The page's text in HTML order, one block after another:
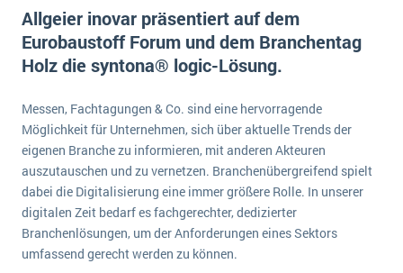
Suche
Vergleich
Einführung
Schulung
Auswertung
Service und Wartung
E-commerce
Einzelhandel
Finanzen
Handel
Handwerk
Health Care
IKT
Installation
5 Funktionen einer ERP-Software für Konzerne
Was ist Data Mining? - Ein Leitfaden für Unternehmen
Mehr über ERP-Software
Offene Stellen bei ERP-Lieferanten
Über uns
Impressum
Kontakt
Allgeier inovar präsentiert auf dem
Eurobaustoff Forum und dem Branchentag
Holz die syntona® logic-Lösung.
Messen, Fachtagungen & Co. sind eine hervorragende
Möglichkeit für Unternehmen, sich über aktuelle Trends der
eigenen Branche zu informieren, mit anderen Akteuren
auszutauschen und zu vernetzen. Branchenübergreifend spielt
dabei die Digitalisierung eine immer größere Rolle. In unserer
digitalen Zeit bedarf es fachgerechter, dedizierter
Branchenlösungen, um der Anforderungen eines Sektors
umfassend gerecht werden zu können.